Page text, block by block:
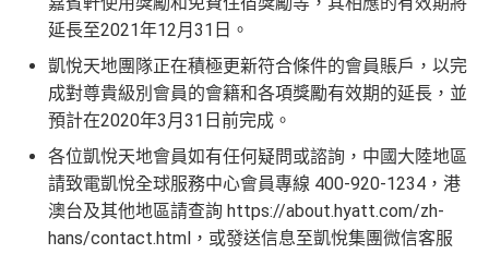
延長至2021年12月31日。
凱悅天地團隊正在積極更新符合條件的會員賬戶，以完
成對尊貴級別會員的會籍和各項獎勵有效期的延長，並
預計在2020年3月31日前完成。
各位凱悅天地會員如有任何疑問或諮詢，中國大陸地區
請致電凱悅全球服務中心會員專線 400-920-1234，港
澳台及其他地區請查詢 https://about.hyatt.com/zh-
hans/contact.html，或發送信息至凱悅集團微信客服